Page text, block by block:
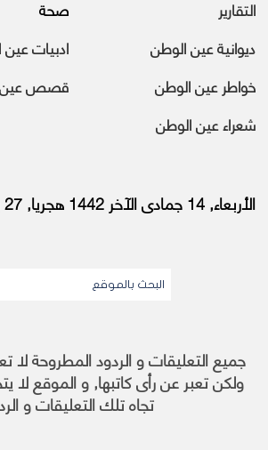
التقارير
صحة
ديوانية عين الوطن
ادبيات
خواطر عين الوطن
قصص عين
شعراء عين الوطن
الأربعاء, 14 جمادى الآخر 1442 هجريا, 27 يناير 2021 ميلاديا.
جميع التعليقات و الردود المطروحة لا
ولكن تعبر عن رأى كاتبها, و الموقع
تجاه تلك التعليقات و